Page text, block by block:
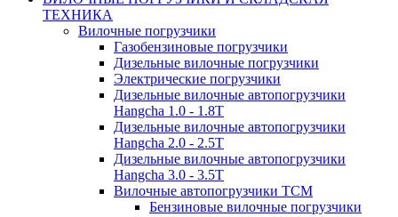
ТЕХНИКА
Вилочные погрузчики
Газобензиновые погрузчики
Дизельные вилочные погрузчики
Электрические погрузчики
Дизельные вилочные автопогрузчики
Hangcha 1.0 - 1.8T
Дизельные вилочные автопогрузчики
Hangcha 2.0 - 2.5T
Дизельные вилочные автопогрузчики
Hangcha 3.0 - 3.5Т
Вилочные автопогрузчики TCM
Бензиновые вилочные погрузчики